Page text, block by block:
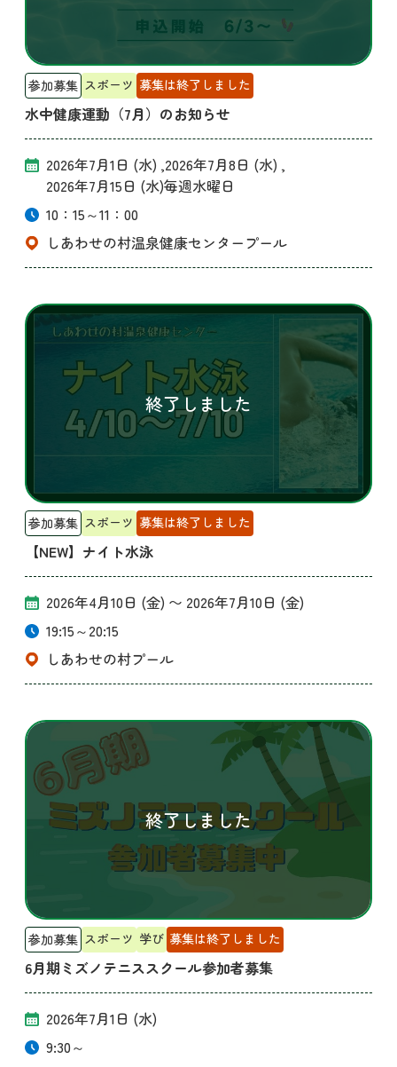
参加募集 スポーツ 募集は終了しました
水中健康運動（7月）のお知らせ
2026年7月1日 (水) 2026年7月8日 (水)
2026年7月15日 (水)毎週水曜日
10：15～11：00
しあわせの村温泉健康センタープール
参加募集 スポーツ 募集は終了しました
【NEW】ナイト水泳
2026年4月10日 (金) 〜 2026年7月10日 (金)
19:15～20:15
しあわせの村プール
参加募集 スポーツ 学び 募集は終了しました
6月期ミズノテニススクール参加者募集
2026年7月1日 (水)
9:30～